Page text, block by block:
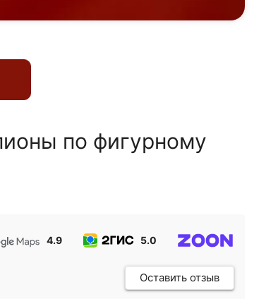
по фигурному
4.9 5.0
Оставить отзыв